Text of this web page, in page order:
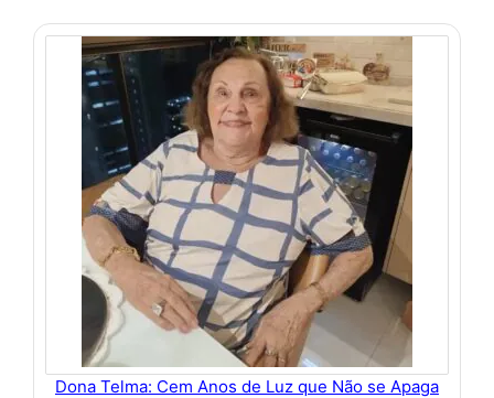
Dona Telma: Cem Anos de Luz que Não se Apaga